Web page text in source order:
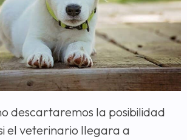
descartaremos la posibilidad
el veterinario llegara a